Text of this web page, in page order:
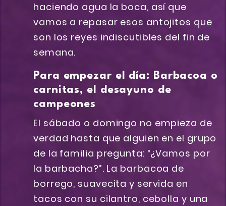
haciendo agua la boca, así que
vamos a repasar esos antojitos que
son los reyes indiscutibles del fin de
semana.
Para empezar el día: Barbacoa o
carnitas, el desayuno de
campeones
El sábado o domingo no empieza de
verdad hasta que alguien en el grupo
de la familia pregunta: “¿Vamos por
la barbacha?”. La barbacoa de
borrego, suavecita y servida en
tacos con su cilantro, cebolla y una